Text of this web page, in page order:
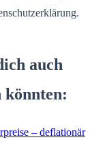
auch
könnten:
– deflationär